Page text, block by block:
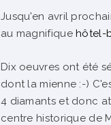
Jusqu'en avril
au magnifiquehôtel-
Dix oeuvres ont été
dont la mienne :-)
4 diamants et donc
centre historique de